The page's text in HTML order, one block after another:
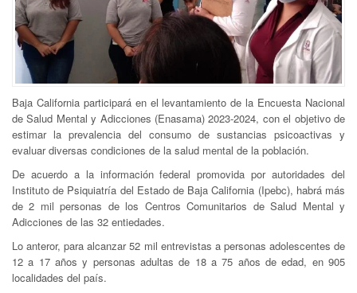
Baja California participará en el levantamiento de la Encuesta Nacional
de Salud Mental y Adicciones (Enasama) 2023-2024, con el objetivo de
estimar la prevalencia del consumo de sustancias psicoactivas y
evaluar diversas condiciones de la salud mental de la población.
De acuerdo a la información federal promovida por autoridades del
Instituto de Psiquiatría del Estado de Baja California (Ipebc), habrá más
de 2 mil personas de los Centros Comunitarios de Salud Mental y
Adicciones de las 32 entiedades.
Lo anteror, para alcanzar 52 mil entrevistas a personas adolescentes de
12 a 17 años y personas adultas de 18 a 75 años de edad, en 905
localidades del país.